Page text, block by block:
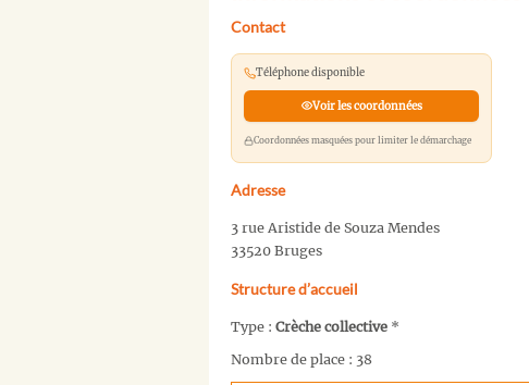
Contact
Téléphone disponible
Voir les coordonnées
Coordonnées masquées pour limiter le démarchage
Adresse
3 rue Aristide de Souza Mendes
33520 Bruges
Structure d’accueil
Type : Crèche collective *
Nombre de place : 38